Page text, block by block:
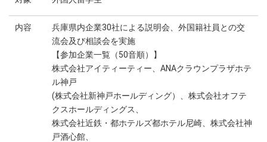
内容
兵庫県内企業30社による説明会、外国籍社員との交
流会及び相談会を実施
【参加企業一覧（50音順）】
株式会社アイティーティー、ANAクラウンプラザホテ
ル神戸
(株式会社新神戸ホールディング）、株式会社オフテ
クスホールディングス、
株式会社近鉄・都ホテルズ都ホテル尼崎、株式会社神
戸酒心館、